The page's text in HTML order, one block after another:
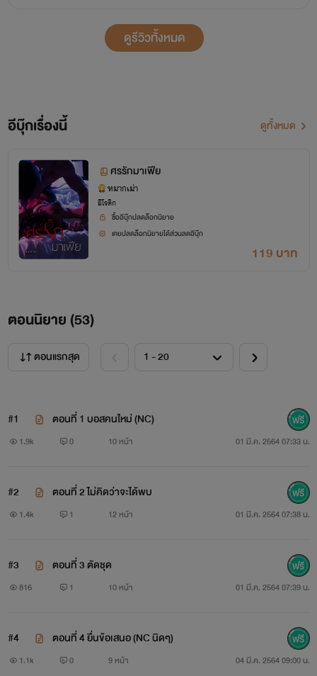
มีเจตนาพาดพิงบุคคลใด บางช่วงของเนื้อหามีความรุนแรงและ
ผิดศีลธรรม โปรดใช้วิจารณญาณในการอ่าน
สงวนลิขสิทธิ์ตามพระราชบัญญัติลิขสิทธิ์ พ.ศ.2537
ห้ามคัดลอก หรือดัดแปลงส่วนใดส่วนหนึ่งของนิยาย รวมถึง
การถ่ายภาพ เพื่อนำไปเผยแพร่ต่อ โดยไม่ได้รับอนุญาตเป็นลาย
ลักษณ์อักษรจากผู้เขียน
ดูรีวิวทั้งหมด
อีบุ๊กเรื่องนี้ ดูทั้งหมด
ศรรักมาเฟีย
หมากเม่า
อีโรติก
ซื้ออีบุ๊กปลดล็อกนิยาย
เคยปลดล็อกนิยายได้ส่วนลดอีบุ๊ก
119 บาท
ตอนนิยาย (53)
ตอนแรกสุด
#1 ตอนที่ 1 บอสคนใหม่ (NC)
1.9k 0 10 หน้า 01 มี.ค. 2564 07:33 น.
#2 ตอนที่ 2 ไม่คิดว่าจะได้พบ
1.4k 1 12 หน้า 01 มี.ค. 2564 07:38 น.
#3 ตอนที่ 3 ตัดชุด
816 1 10 หน้า 01 มี.ค. 2564 07:39 น.
#4 ตอนที่ 4 ยื่นข้อเสนอ (NC นิดๆ)
1.1k 0 9 หน้า 04 มี.ค. 2564 09:00 น.